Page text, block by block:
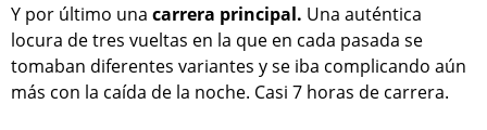
Y por último una carrera principal. Una auténtica
locura de tres vueltas en la que en cada pasada se
tomaban diferentes variantes y se iba complicando aún
más con la caída de la noche. Casi 7 horas de carrera.